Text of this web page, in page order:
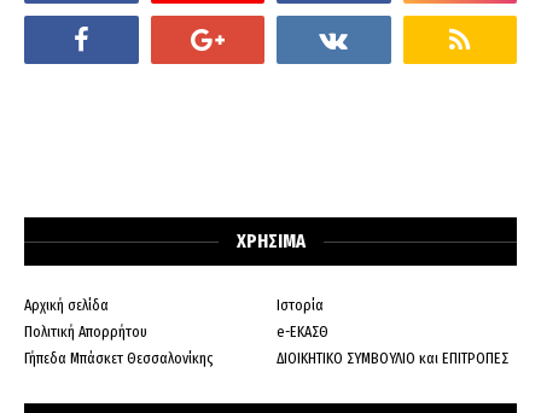
ΧΡΗΣΙΜΑ
Αρχική σελίδα
Ιστορία
Πολιτική Απορρήτου
e-ΕΚΑΣΘ
Γήπεδα Μπάσκετ Θεσσαλονίκης
ΔΙΟΙΚΗΤΙΚΟ ΣΥΜΒΟΥΛΙΟ και ΕΠΙΤΡΟΠΕΣ